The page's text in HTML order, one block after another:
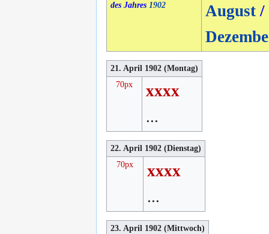
des Jahres 1902
August/
21. April 1902 (Montag)
70px
xxxx
...
22. April 1902 (Dienstag)
70px
xxxx
...
23. April 1902 (Mittwoch)